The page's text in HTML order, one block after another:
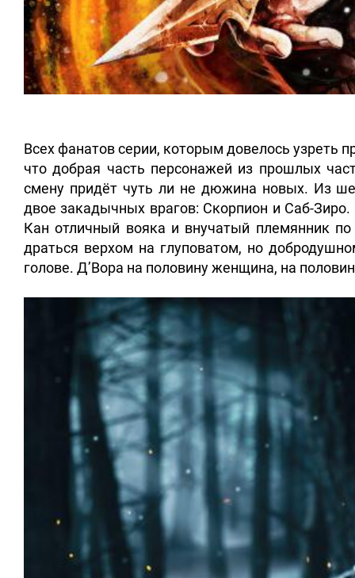
Всех фанатов серии, которым довелось узреть
что добрая часть персонажей из прошлых
смену придёт чуть ли не дюжина новых. Из
двое закадычных врагов: Скорпион и Саб-
Кан отличный вояка и внучатый племянник
драться верхом на глуповатом, но
голове. Д’Вора на половину женщина, на